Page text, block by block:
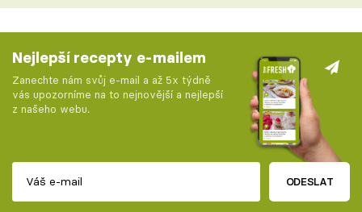
Nejlepší recepty e-mailem
Zanechte nám svůj e-mail a až 5x týdně
vás upozorníme na to nejnovější a nejlepší
z našeho webu.
ODESLAT